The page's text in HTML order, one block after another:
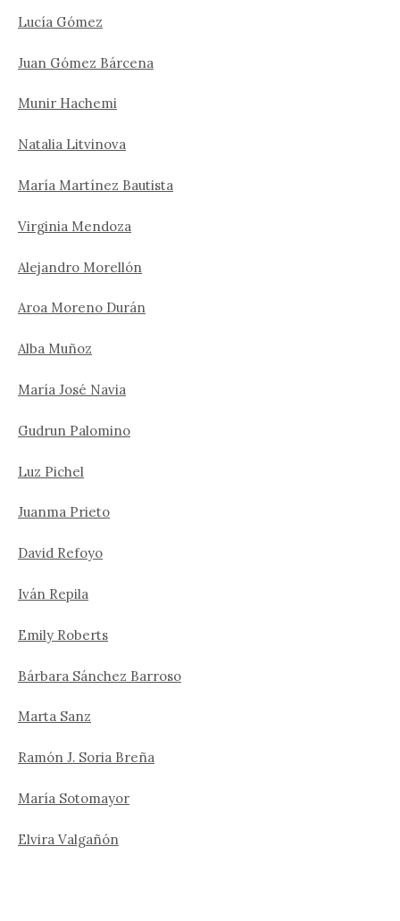
Lucía Gómez
Juan Gómez Bárcena
Munir Hachemi
Natalia Litvinova
María Martínez Bautista
Virginia Mendoza
Alejandro Morellón
Aroa Moreno Durán
Alba Muñoz
María José Navia
Gudrun Palomino
Luz Pichel
Juanma Prieto
David Refoyo
Iván Repila
Emily Roberts
Bárbara Sánchez Barroso
Marta Sanz
Ramón J. Soria Breña
María Sotomayor
Elvira Valgañón